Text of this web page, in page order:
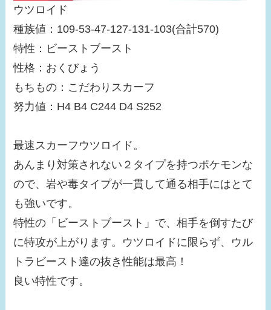
ウツロイド
種族値：109-53-47-127-131-103(合計570)
特性：ビーストブースト
性格：おくびょう
もちもの：こだわりスカーフ
努力値：H4 B4 C244 D4 S252
最速スカーフウツロイド。
あんまり対策されない２タイプを持つポケモンな
ので、岩や毒タイプが一貫して通る相手にはとて
も強いです。
特性の「ビーストブースト」で、相手を倒すたび
に特攻が上がります。ウツロイドに限らず、ウル
トラビースト達の抜き性能は最高！
良い特性です。